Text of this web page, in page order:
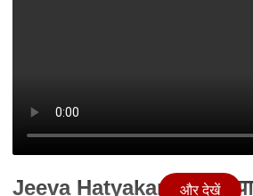
Jeeva Hatyakand कीऔर देखें